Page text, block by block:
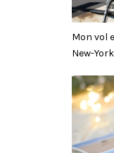
Mon vol
New-